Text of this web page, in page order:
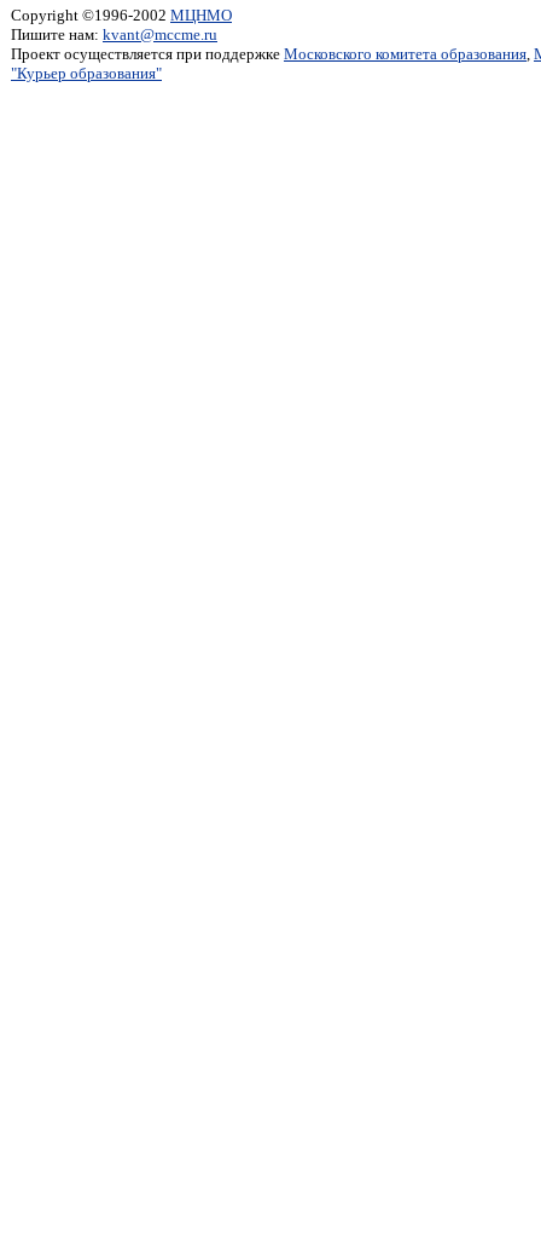
Copyright ©1996-2002 МЦНМО
Пишите нам: kvant@mccme.ru
Проект осуществляется при поддержке Московского комитета образования,
"Курьер образования"